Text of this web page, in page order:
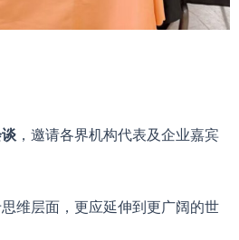
，邀请各界机构代表及企业嘉宾
维层面，更应延伸到更广阔的世